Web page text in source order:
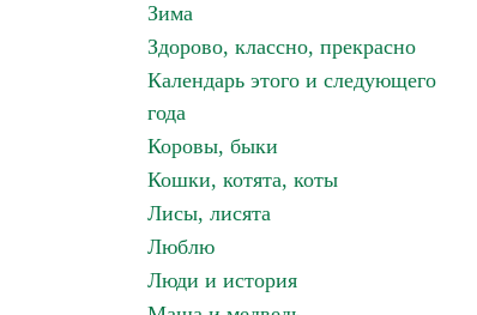
Зима
Здорово, классно, прекрасно
Календарь этого и следующего
года
Коровы, быки
Кошки, котята, коты
Лисы, лисята
Люблю
Люди и история